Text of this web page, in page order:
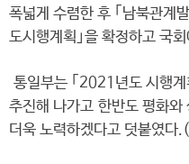
폭넓게 수렴한 후 ｢남북관계
도시행계획｣을 확정하고 국
통일부는 ｢2021년도 시행계
추진해 나가고 한반도 평화와
더욱 노력하겠다고 덧붙였